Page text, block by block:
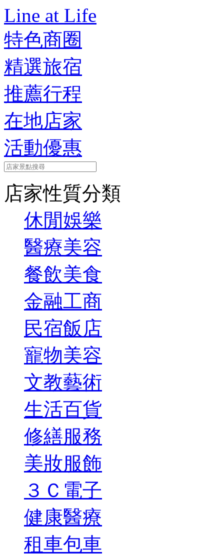
Line at Life
特色商圈
精選旅宿
推薦行程
在地店家
活動優惠
店家性質分類
休閒娛樂
醫療美容
餐飲美食
金融工商
民宿飯店
寵物美容
文教藝術
生活百貨
修繕服務
美妝服飾
３Ｃ電子
健康醫療
租車包車